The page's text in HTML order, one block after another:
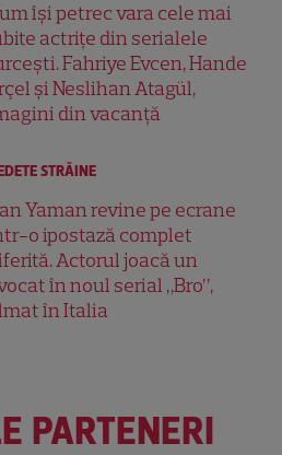
își petrec vara cele mai
actrițe din serialele
Fahriye Evcen, Hande
și Neslihan Atagül,
din vacanță
STRĂINE
Yaman revine pe ecrane
o ipostază complet
Actorul joacă un
în noul serial „Bro”,
în Italia
PARTENERI